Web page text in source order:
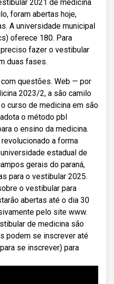
2021 de medicina
foram abertas hoje,
A universidade municipal
oferece 180. Para
fazer o vestibular
duas fases.
com questões. Web — por
2023/2, a são camilo
curso de medicina em são
o método pbl
o ensino da medicina.
a forma
estadual de
gerais do paraná,
para o vestibular 2025.
o vestibular para
abertas até o dia 30
pelo site www.
de medicina são
podem se inscrever até
se inscrever) para